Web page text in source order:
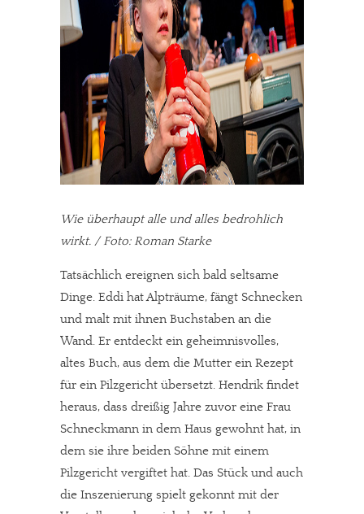
Wie überhaupt alle und alles bedrohlich
wirkt. / Foto: Roman Starke
Tatsächlich ereignen sich bald seltsame
Dinge. Eddi hat Alpträume, fängt Schnecken
und malt mit ihnen Buchstaben an die
Wand. Er entdeckt ein geheimnisvolles,
altes Buch, aus dem die Mutter ein Rezept
für ein Pilzgericht übersetzt. Hendrik findet
heraus, dass dreißig Jahre zuvor eine Frau
Schneckmann in dem Haus gewohnt hat, in
dem sie ihre beiden Söhne mit einem
Pilzgericht vergiftet hat. Das Stück und auch
die Inszenierung spielt gekonnt mit der